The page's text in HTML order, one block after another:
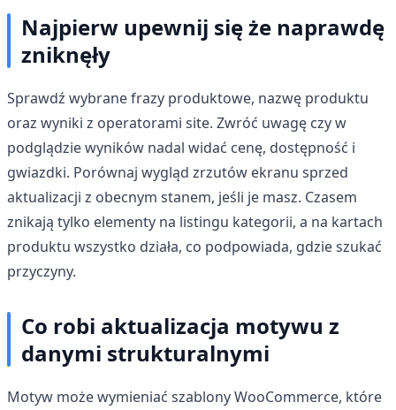
Najpierw upewnij się że naprawdę
zniknęły
Sprawdź wybrane frazy produktowe, nazwę produktu
oraz wyniki z operatorami site. Zwróć uwagę czy w
podglądzie wyników nadal widać cenę, dostępność i
gwiazdki. Porównaj wygląd zrzutów ekranu sprzed
aktualizacji z obecnym stanem, jeśli je masz. Czasem
znikają tylko elementy na listingu kategorii, a na kartach
produktu wszystko działa, co podpowiada, gdzie szukać
przyczyny.
Co robi aktualizacja motywu z
danymi strukturalnymi
Motyw może wymieniać szablony WooCommerce, które